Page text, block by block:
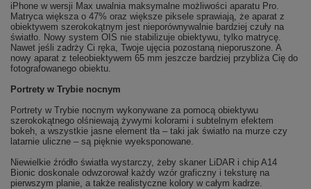
iPhone w wersji Max uwalnia maksymalne możliwości aparatu Pro.
Matryca większa o 47% oraz większe piksele sprawiają, że aparat z
obiektywem szerokokątnym jest nieporównywalnie bardziej czuły na
światło. Nowy system OIS nie stabilizuje obiektywu, tylko matrycę.
Nawet jeśli zadrży Ci ręka, Twoje ujęcia pozostaną nieporuszone. A
nowy aparat z teleobiektywem 65 mm jeszcze bardziej przybliża Cię do
fotografowanego obiektu.
Portrety w Trybie nocnym
Portrety w Trybie nocnym wykonywane za pomocą obiektywu
szerokokątnego olśniewają żywymi kolorami i subtelnym efektem
bokeh, a wszystkie jasne element tła – taki jak światło na murze czy
latarnie uliczne – są pięknie wyeksponowane.
Niewielkie źródło światła wystarczy, żeby skaner LiDAR i chip A14
Bionic doskonale odwzorował każdy wzór graficzny i teksturę na
pierwszym planie, a także realistyczne kolory w całym kadrze.